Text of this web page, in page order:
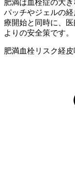
肥満は血栓症の大
パッチやジェルの
療開始と同時に、
よりの安全策です。
肥満血栓リスク経皮